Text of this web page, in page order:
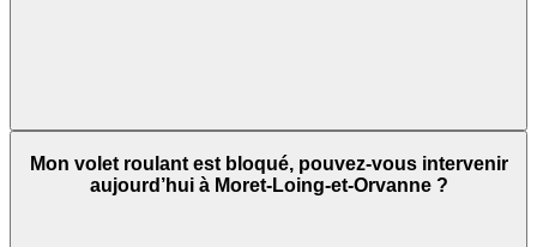
Mon volet roulant est bloqué, pouvez-vous intervenir
aujourd’hui à Moret-Loing-et-Orvanne ?